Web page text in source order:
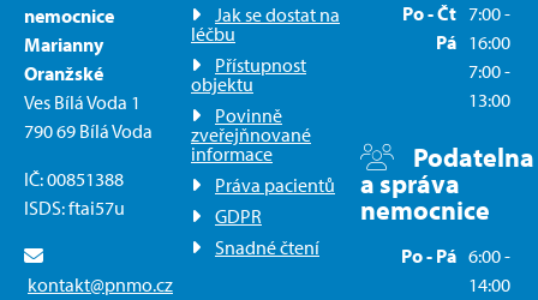
nemocnice
Marianny
Oranžské
Ves Bílá Voda 1
790 69 Bílá Voda
IČ: 00851388
ISDS: ftai57u
kontakt@pnmo.cz
Jak se dostat na
léčbu
Přístupnost
objektu
Povinně
zveřejňnované
informace
Práva pacientů
GDPR
Snadné čtení
Po - Čt
Pá
7:00 -
16:00
7:00 -
13:00
Podatelna
a správa
nemocnice
Po - Pá 6:00 -
14:00